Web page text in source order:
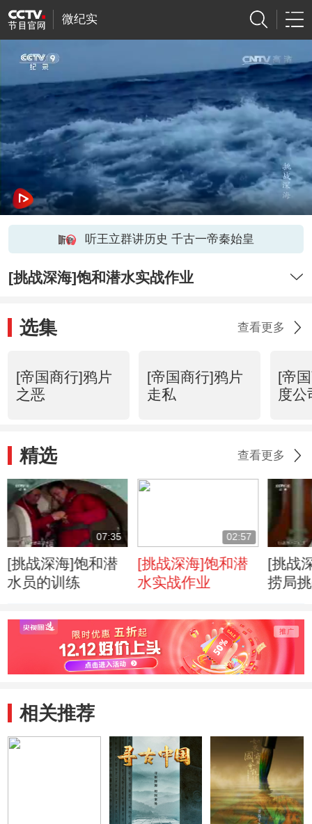
微纪实
听王立群讲历史 千古一帝秦始皇
[挑战深海]饱和潜水实战作业
选集 查看更多
[帝国商行]鸦片
之恶
[帝国商行]鸦片
走私
[帝
度公
精选 查看更多
07:35
[挑战深海]饱和潜
水员的训练
02:57
[挑战深海]饱和潜
水实战作业
[挑战
捞局
相关推荐